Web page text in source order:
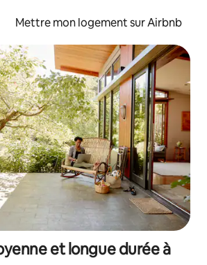
Mettre mon logement sur Airbnb
et longue durée à